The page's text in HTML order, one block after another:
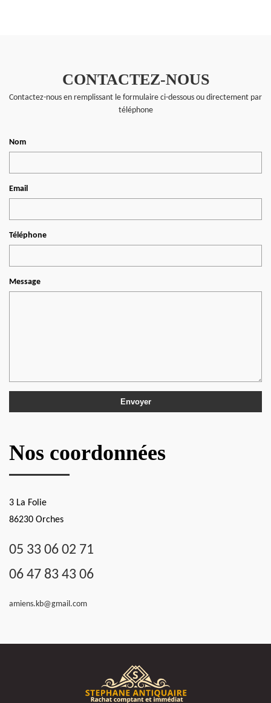
CONTACTEZ-NOUS
Contactez-nous en remplissant le formulaire ci-dessous ou directement par
téléphone
Nom
Email
Téléphone
Message
Nos coordonnées
3 La Folie
86230 Orches
05 33 06 02 71
06 47 83 43 06
amiens.kb@gmail.com